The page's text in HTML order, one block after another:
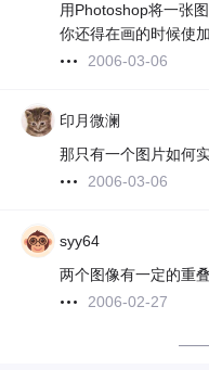
用Photoshop将一张
你还得在画的时候使
2006-03-06
印月微澜
那只有一个图片如何
2006-03-06
syy64
两个图像有一定的重叠
2006-02-27